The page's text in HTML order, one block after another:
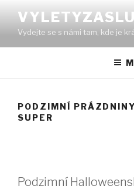
obsahu
webu
Vydejte se s námi tam, kde je
PODZIMNÍ
SUPER
Podzimní